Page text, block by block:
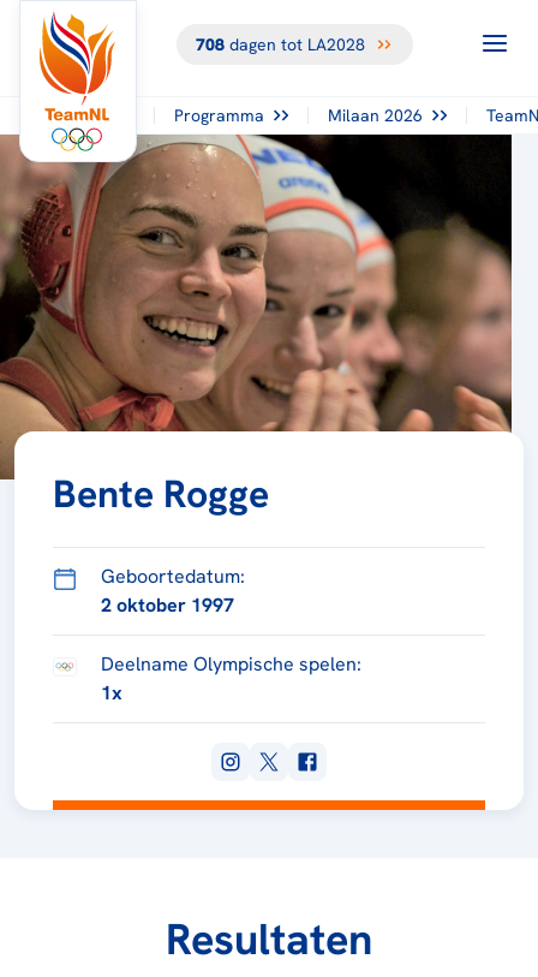
708dagen tot LA2028
Programma Milaan 2026
Bente Rogge
Geboortedatum:
2 oktober 1997
Deelname Olympische spelen:
1x
Resultaten